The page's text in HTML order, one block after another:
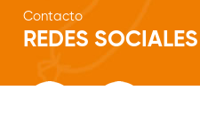
Contacto
REDES SOCIALES